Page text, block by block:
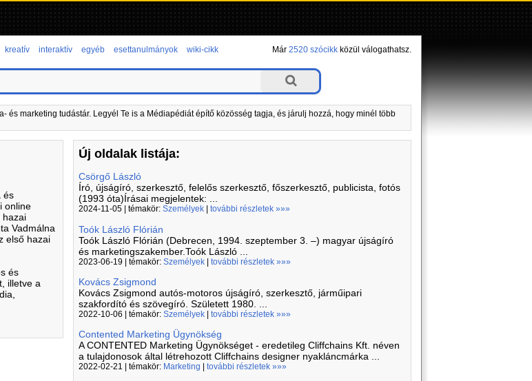
kreatív interaktív egyéb esettanulmányok wiki-cikk Már 2520 szócikkközül válogathatsz.
és marketing tudástár. Legyél Te is a Médiapédiát építő közösség tagja, és járulj hozzá, hogy minél több
és
online
hazai
Vadmálna
első hazai
és
illetve a
Új oldalak listája:
Csörgő László
Író, újságíró, szerkesztő, felelős szerkesztő, főszerkesztő, publicista, fotós
(1993 óta)Írásai megjelentek: ...
2024-11-05 | témakör:Személyek |további részletek »»»
Toók László Flórián
Toók László Flórián (Debrecen, 1994. szeptember 3. –) magyar újságíró
és marketingszakember.Toók László ...
2023-06-19 | témakör:Személyek |további részletek »»»
Kovács Zsigmond
Kovács Zsigmond autós-motoros újságíró, szerkesztő, járműipari
szakfordító és szövegíró. Született 1980. ...
2022-10-06 | témakör:Személyek |további részletek »»»
Contented Marketing Ügynökség
A CONTENTED Marketing Ügynökséget - eredetileg Cliffchains Kft. néven
a tulajdonosok által létrehozott Cliffchains designer nyakláncmárka ...
2022-02-21 | témakör: Marketing |további részletek »»»